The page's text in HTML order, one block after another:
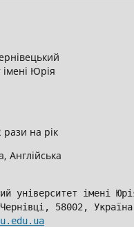
імені Юрія
рази на рік
Англійська
університет імені
58002, Україна